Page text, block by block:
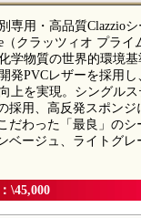
専用・高品質Clazzio
（クラッツィオ プライ
学物質の世界的環境
発PVCレザーを採用
上を実現。シングル
採用、高反発スポン
だわった「最良」のシ
ベージュ、ライトグレ
\45,000